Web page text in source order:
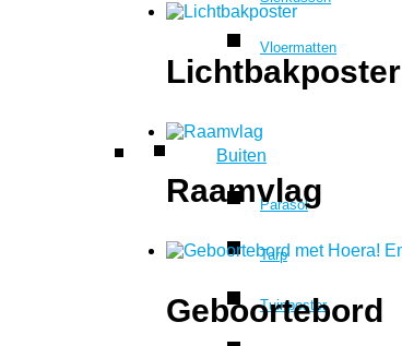
Vloermatten
Buiten
Parasol
Tarp
Tuinposter
Lichtbakposter
Raamvlag
Geboortebord